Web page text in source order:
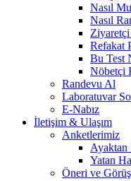
Nasıl
Nasıl
Ziyaretçi
Refakat
Bu Test
Nöbetçi
Randevu Al
Laboratuvar
E-Nabız
İletişim & Ulaşım
Anketlerimiz
Ayaktan
Yatan
Öneri ve